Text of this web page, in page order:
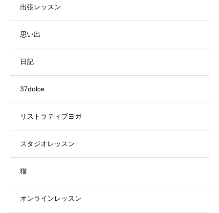
出張レッスン
思い出
日記
37dolce
リストラティブヨガ
スタジオレッスン
猫
オンラインレッスン